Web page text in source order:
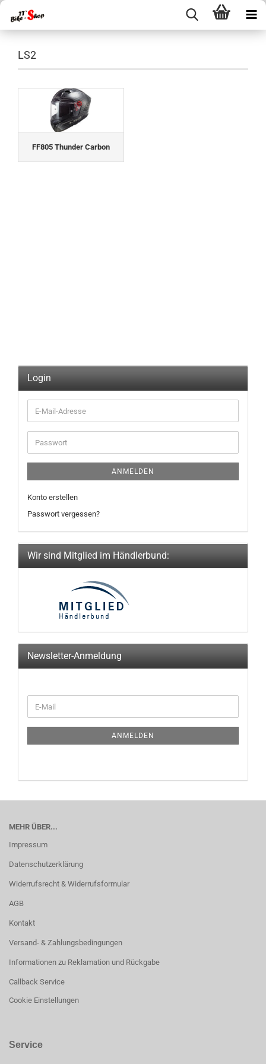
LS2
FF805 Thunder Carbon
Login
E-
Mail-
Adresse
Passwort
ANMELDEN
Konto erstellen
Passwort vergessen?
Wir sind Mitglied im Händlerbund:
Newsletter-Anmeldung
ZUR
E-
Mail
ANMELDEN
MEHR ÜBER...
Impressum
Datenschutzerklärung
Widerrufsrecht & Widerrufsformular
AGB
Kontakt
Versand- & Zahlungsbedingungen
Informationen zu Reklamation und Rückgabe
Callback Service
Cookie Einstellungen
Service